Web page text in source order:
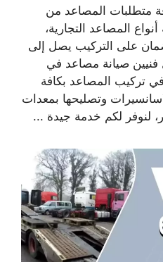
متطلبات المصاعد من
المصاعد التجارية،
على التركيب يصل إلى
فنيين صيانة مصاعد في
تركيب المصاعد بكافة
وتصليحها بمعدات
لنوفر لكم خدمة جيدة ...